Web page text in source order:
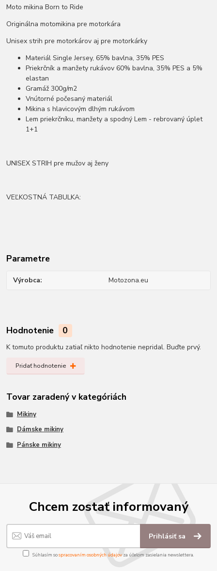
Moto mikina Born to Ride
Originálna motomikina pre motorkára
Unisex strih pre motorkárov aj pre motorkárky
Materiál Single Jersey, 65% bavlna, 35% PES
Priekrčník a manžety rukávov 60% bavlna, 35% PES a 5%
elastan
Gramáž 300g/m2
Vnútorné počesaný materiál
Mikina s hlavicovým dlhým rukávom
Lem priekrčníku, manžety a spodný Lem - rebrovaný úplet
1+1
UNISEX STRIH pre mužov aj ženy
VEĽKOSTNÁ TABULKA:
Parametre
Výrobca Motozona.eu
Hodnotenie 0
K tomuto produktu zatiaľ nikto hodnotenie nepridal. Buďte prvý.
Pridať hodnotenie
Tovar zaradený v kategóriách
Mikiny
Dámske mikiny
Pánske mikiny
Chcem zostať informovaný
Prihlásiť sa
Súhlasím sospracovaním osobných údajov za účelom zasielania newslettera.